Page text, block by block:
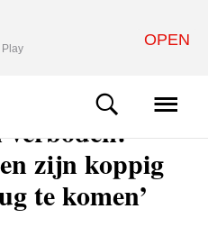
zijn koppig
te komen’
OPEN